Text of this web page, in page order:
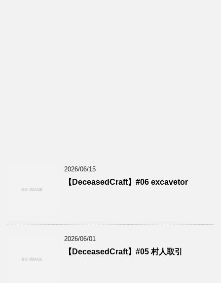
2026/06/15
【DeceasedCraft】#06 excavetor
2026/06/01
【DeceasedCraft】#05 村人取引